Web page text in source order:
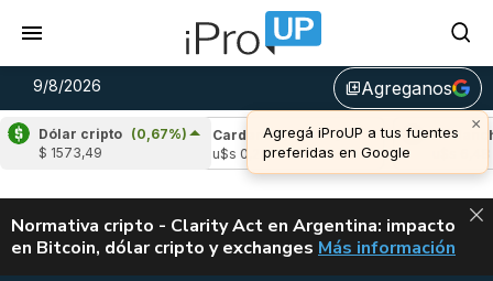
9/8/2026 library_addAgreganos
×
Agregá iProUP a tus fuentes
preferidas en Google
Dólar cripto (0,67%)
$ 1573,49
(0,06%)
Cardano
(-1,62%)
u$s 0,20
Avalanche
u$s 6,48
ALERTA
Normativa cripto - Clarity Act en Argentina: impacto
en Bitcoin, dólar cripto y exchanges CLARITY ACT EN
Más información